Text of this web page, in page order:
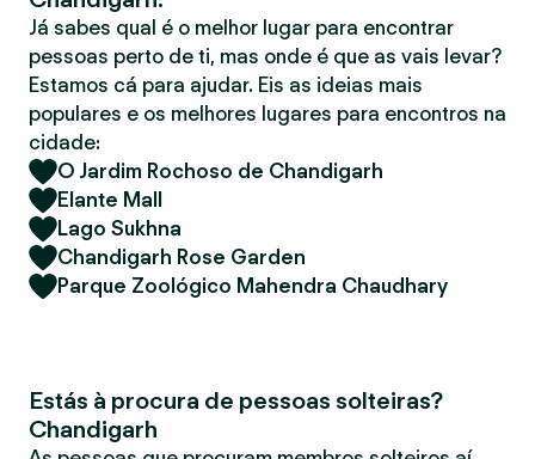
Já sabes qual é o melhor lugar para encontrar
pessoas perto de ti, mas onde é que as vais levar?
Estamos cá para ajudar. Eis as ideias mais
populares e os melhores lugares para encontros na
cidade:
O Jardim Rochoso de Chandigarh
Elante Mall
Lago Sukhna
Chandigarh Rose Garden
Parque Zoológico Mahendra Chaudhary
Estás à procura de pessoas solteiras?
Chandigarh